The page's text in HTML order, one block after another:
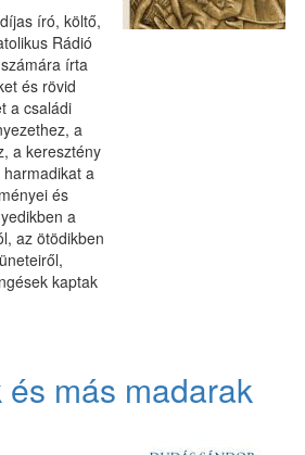
író, költő,
Rádió
írta
és rövid
a családi
a
a keresztény
a
és
a
az ötödikben
kaptak
és más madarak